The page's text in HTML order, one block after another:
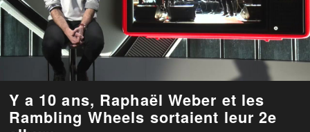
Y a 10 ans, Raphaël Weber et les
Rambling Wheels sortaient leur 2e